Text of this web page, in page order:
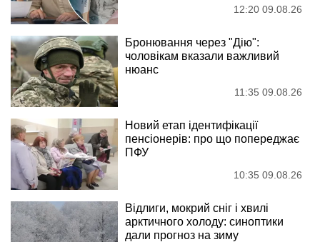
12:20 09.08.26
Бронювання через "Дію":
чоловікам вказали важливий
нюанс
11:35 09.08.26
Новий етап ідентифікації
пенсіонерів: про що попереджає
ПФУ
10:35 09.08.26
Відлиги, мокрий сніг і хвилі
арктичного холоду: синоптики
дали прогноз на зиму